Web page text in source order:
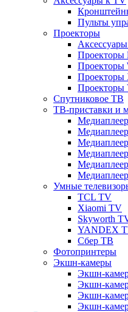
Пульты
Проекторы
Проекторы
Проекторы
Проекторы
Проекторы
Спутниковое ТВ
ТВ-приставки и
Умные
TCL TV
Xiaomi TV
Skyworth
YANDEX
Сбер ТВ
Фотопринтеры
Экшн-камеры
Экшн-
Экшн-
Экшн-
Экшн-